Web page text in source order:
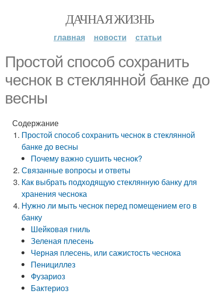
ДАЧНАЯ ЖИЗНЬ
главная новости статьи
Простой способ сохранить
чеснок в стеклянной банке до
весны
Содержание
Простой способ сохранить чеснок в стеклянной
банке до весны
Почему важно сушить чеснок?
Связанные вопросы и ответы
Как выбрать подходящую стеклянную банку для
хранения чеснока
Нужно ли мыть чеснок перед помещением его в
банку
Шейковая гниль
Зеленая плесень
Черная плесень, или сажистость чеснока
Пенициллез
Фузариоз
Бактериоз